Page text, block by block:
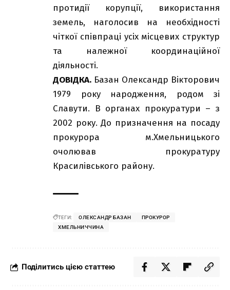
протидії корупції, використання
земель, наголосив на необхідності
чіткої співпраці усіх місцевих структур
та належної координаційної
діяльності.
ДОВІДКА. Базан Олександр Вікторович
1979 року народження, родом зі
Славути. В органах прокуратури – з
2002 року. До призначення на посаду
прокурора м.Хмельницького
очолював прокуратуру
Красилівського району.
ТЕГИ: ОЛЕКСАНДР БАЗАН
ПРОКУРОР
ХМЕЛЬНИЧЧИНА
Поділитись цією статтею